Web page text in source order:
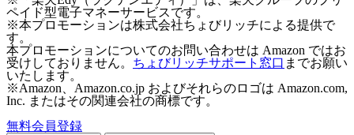
ペイド型電子マネーサービスです。
※本プロモーションは株式会社ちょびリッチによる提供で
す。
本プロモーションについてのお問い合わせは Amazon ではお
受けしておりません。 ちょびリッチサポート窓口 までお願い
いたします。
※Amazon、Amazon.co.jp およびそれらのロゴは Amazon.com,
Inc. またはその関連会社の商標です。
無料会員登録